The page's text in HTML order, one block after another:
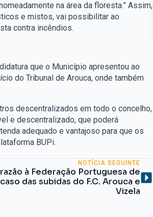
na área da floresta.” Assim,
e mistos, vai possibilitar ao
contra incêndios.
que o Município apresentou ao
do Tribunal de Arouca, onde também
descentralizados em todo o concelho,
e descentralizado, que poderá
adequado e vantajoso para que os
BUPi.
NOTÍCIA SEGUINTE
à Federação Portuguesa de
das subidas do F.C. Arouca e
Vizela